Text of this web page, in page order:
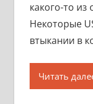
какого-то
Некоторые
втыкании в
Читать